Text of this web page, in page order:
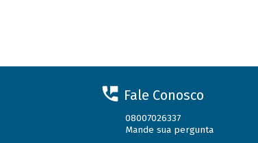
Fale Conosco
08007026337
Mande sua pergunta